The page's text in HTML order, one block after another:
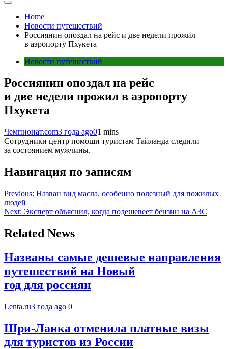
Home
Новости путешествий
Россиянин опоздал на рейс и две недели прожил
в аэропорту Пхукета
Новости путешествий
Россиянин опоздал на рейс
и две недели прожил в аэропорту
Пхукета
Чемпионат.com3 года ago01 mins
Сотрудники центр помощи туристам Тайланда следили
за состоянием мужчины.
Навигация по записям
Previous: Назван вид масла, особенно полезный для пожилых
людей
Next: Эксперт объяснил, когда подешевеет бензин на АЗС
Related News
Названы самые дешевые направления
путешествий на Новый
год для россиян
Lenta.ru3 года ago 0
Шри-Ланка отменила платные визы
для туристов из России